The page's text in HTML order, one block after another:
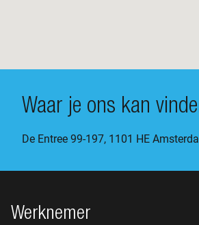
Waar je ons kan
De Entree 99-197, 1101 HE
Footer navigatie
Werknemer